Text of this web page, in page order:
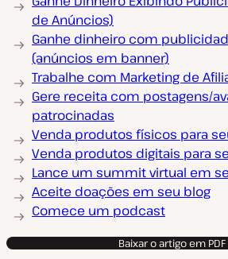
de Anúncios)
Ganhe dinheiro com
(anúncios em banner)
Trabalhe com Marketing de
Gere receita com postagens/
patrocinadas
Venda produtos físicos para
Venda produtos digitais para
Lance um summit virtual em
Aceite doações em seu blog
Comece um podcast
Baixar o artigo em PDF